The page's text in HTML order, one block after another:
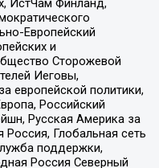
ИстЧам Финланд,
Европейский
и
Сторожевой
Иеговы,
европейской политики,
Российский
Русская Америка за
Глобальная сеть
поддержки,
Россия Северный